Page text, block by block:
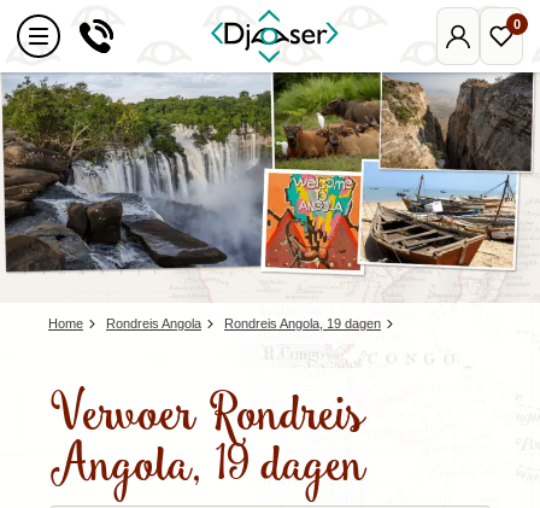
Mijn
Djoser
0
Home Rondreis Angola Rondreis Angola, 19 dagen
Vervoer Rondreis
Angola, 19 dagen